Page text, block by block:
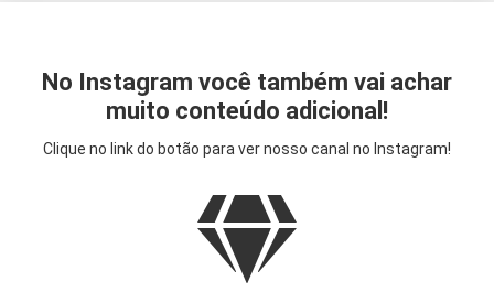
No Instagram você também vai achar
muito conteúdo adicional!
Clique no link do botão para ver nosso canal no Instagram!